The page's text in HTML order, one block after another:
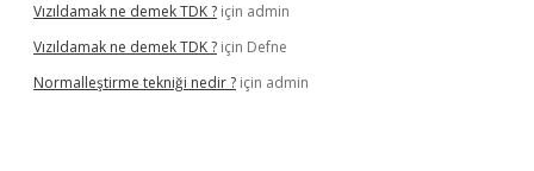
Vızıldamak ne demek TDK ? için admin
Vızıldamak ne demek TDK ? için Defne
Normalleştirme tekniği nedir ? için admin